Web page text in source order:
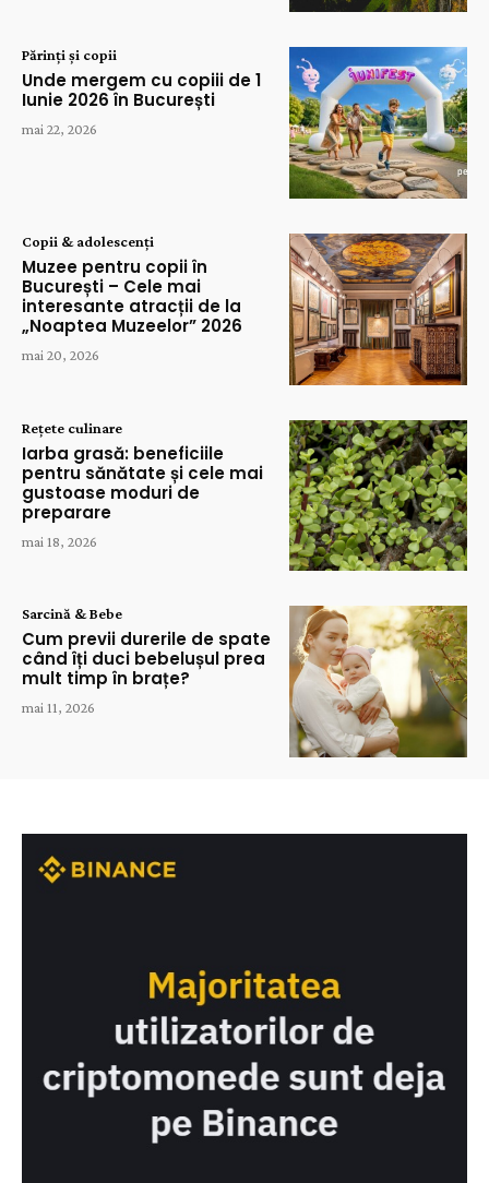
Părinți și copii
Unde mergem cu copiii de 1
Iunie 2026 în București
mai 22, 2026
Copii & adolescenți
Muzee pentru copii în
București – Cele mai
interesante atracții de la
„Noaptea Muzeelor” 2026
mai 20, 2026
Rețete culinare
Iarba grasă: beneficiile
pentru sănătate și cele mai
gustoase moduri de
preparare
mai 18, 2026
Sarcină & Bebe
Cum previi durerile de spate
când îți duci bebelușul prea
mult timp în brațe?
mai 11, 2026